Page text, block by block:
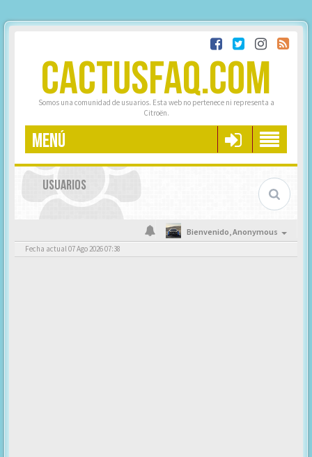
CACTUSFAQ.COM
Somos una comunidad de usuarios. Esta web no pertenece ni representa a
Citroën.
MENÚ
USUARIOS
Bienvenido,Anonymous
Fecha actual 07 Ago 2026 07:38